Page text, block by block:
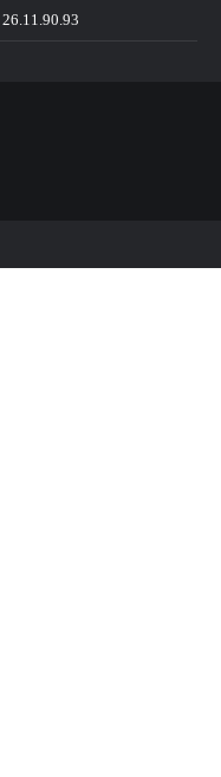
26.11.90.93